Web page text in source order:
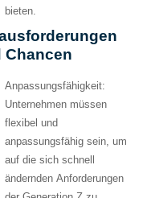
bieten.
Chancen
Anpassungsfähigkeit:
Unternehmen müssen
flexibel und
anpassungsfähig sein, um
auf die sich schnell
ändernden Anforderungen